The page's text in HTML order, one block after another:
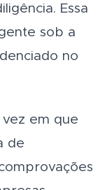
Essa
sob a
no
em que
de